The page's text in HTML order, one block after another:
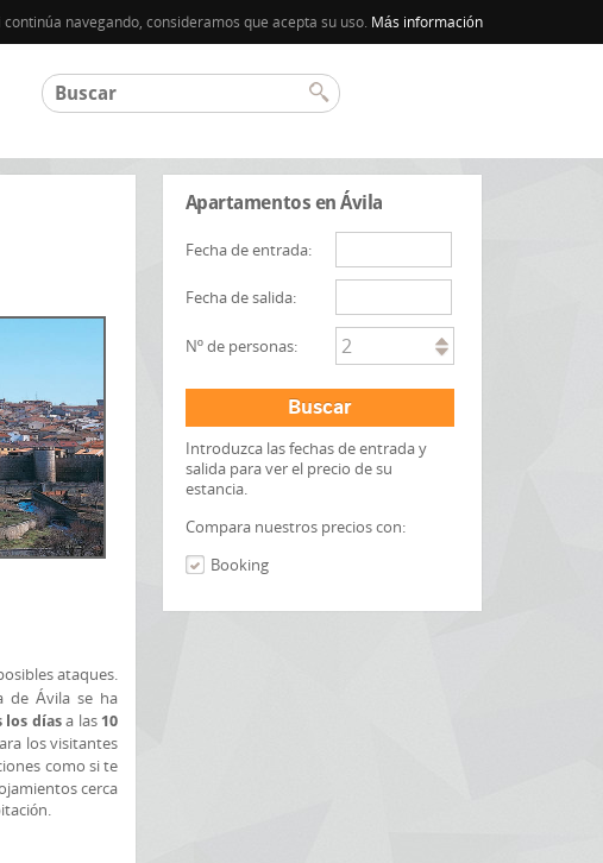
navegando, consideramos que acepta su uso. Más información
ataques.
de Ávila se ha
los díasa las10
los visitantes
como si te
cerca
Apartamentos en Ávila
Fecha de entrada:
Fecha de salida:
Nº de personas: 2
Buscar
Introduzca las fechas de entrada y
salida para ver el precio de su
estancia.
Compara nuestros precios con:
Booking